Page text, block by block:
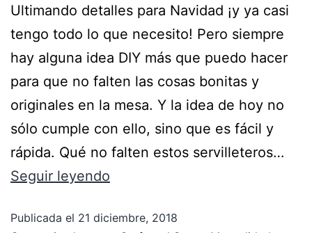
Ultimando detalles para Navidad ¡y ya casi
tengo todo lo que necesito! Pero siempre
hay alguna idea DIY más que puedo hacer
para que no falten las cosas bonitas y
originales en la mesa. Y la idea de hoy no
sólo cumple con ello, sino que es fácil y
rápida. Qué no falten estos servilleteros…
Seguir leyendo
Publicada el 21 diciembre, 2018